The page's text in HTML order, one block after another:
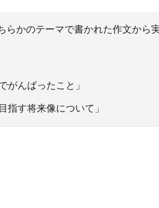
らかのテーマで書かれた作文から
がんばったこと」
指す将来像について」